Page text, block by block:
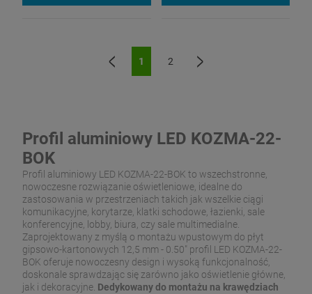
1 2
Profil aluminiowy LED KOZMA-22-
BOK
Profil aluminiowy LED KOZMA-22-BOK to wszechstronne,
nowoczesne rozwiązanie oświetleniowe, idealne do
zastosowania w przestrzeniach takich jak wszelkie ciągi
komunikacyjne, korytarze, klatki schodowe, łazienki, sale
konferencyjne, lobby, biura, czy sale multimedialne.
Zaprojektowany z myślą o montażu wpustowym do płyt
gipsowo-kartonowych 12,5 mm - 0.50" profil LED KOZMA-22-
BOK oferuje nowoczesny design i wysoką funkcjonalność,
doskonale sprawdzając się zarówno jako oświetlenie główne,
jak i dekoracyjne. Dedykowany do montażu na krawędziach